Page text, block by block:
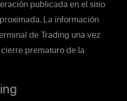
publicada en el sitio
La información
de Trading una vez
prematuro de la